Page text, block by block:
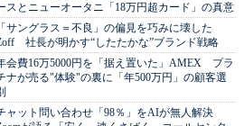
スとニューオータニ「18万円超カード」の真意
サングラス＝不良」の偏見を巧みに壊した
社長が明かす“したたかな”ブランド戦略
会費16万5000円を「据え置いた」AMEX プラ
ナが売る"体験"の裏に「年500万円」の顧客選
ャット問い合わせ「98％」をAIが無人解決